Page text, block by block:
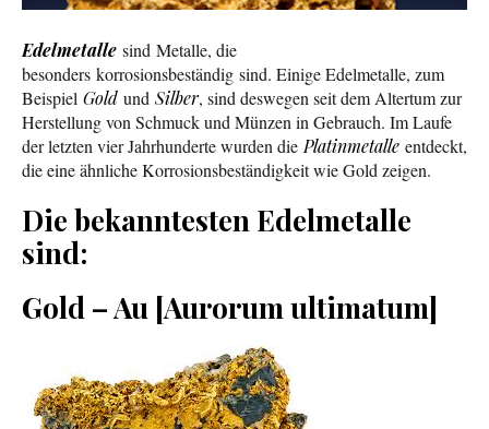
Edelmetalle sind Metalle, die
besonders korrosionsbeständig sind. Einige Edelmetalle, zum
Beispiel Gold undSilber, sind deswegen seit dem Altertum zur
Herstellung von Schmuck und Münzen in Gebrauch. Im Laufe
der letzten vier Jahrhunderte wurden diePlatinmetalle entdeckt,
die eine ähnliche Korrosionsbeständigkeit wie Gold zeigen.
Die bekanntesten Edelmetalle
sind:
Gold – Au [Aurorum ultimatum]